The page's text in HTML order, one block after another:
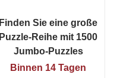
Finden Sie eine große
Puzzle-Reihe mit 1500
Jumbo-Puzzles
Binnen 14 Tagen